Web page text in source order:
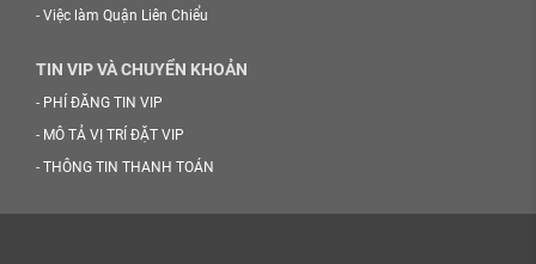
- Việc làm Quận Liên Chiểu
TIN VIP VÀ CHUYỂN KHOẢN
- PHÍ ĐĂNG TIN VIP
- MÔ TẢ VỊ TRÍ ĐẶT VIP
- THÔNG TIN THANH TOÁN